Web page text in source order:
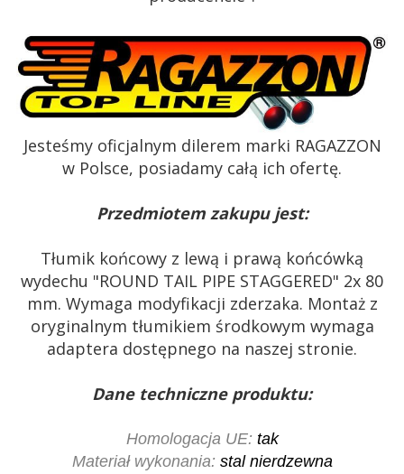
Jesteśmy oficjalnym dilerem marki RAGAZZON
w Polsce, posiadamy całą ich ofertę.
Przedmiotem zakupu jest:
Tłumik końcowy z lewą i prawą końcówką
wydechu "ROUND TAIL PIPE STAGGERED" 2x 80
mm. Wymaga modyfikacji zderzaka. Montaż z
oryginalnym tłumikiem środkowym wymaga
adaptera dostępnego na naszej stronie.
Dane techniczne produktu:
Homologacja UE: tak
Materiał wykonania: stal nierdzewna